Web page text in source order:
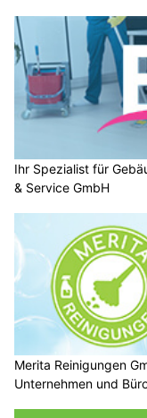
Ihr Spezialist für
& Service GmbH
Merita Reinigungen
Unternehmen und